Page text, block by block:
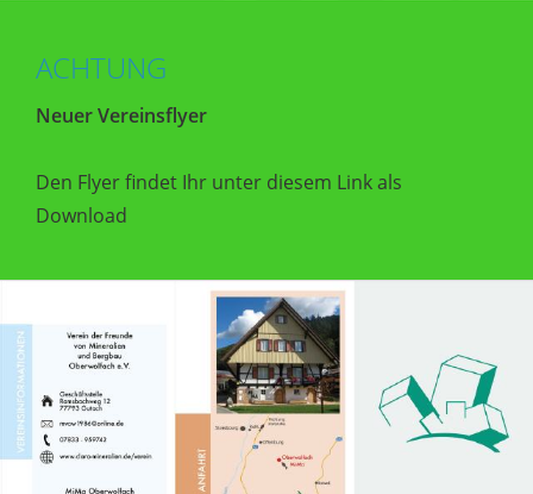
ACHTUNG
Neuer Vereinsflyer
Den Flyer findet Ihr unter diesem Link als
Download